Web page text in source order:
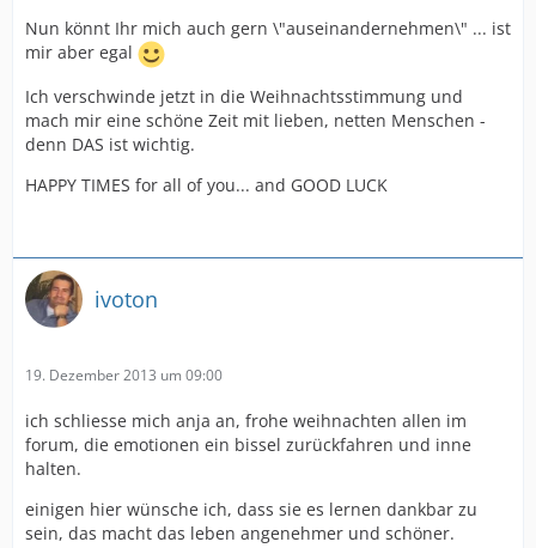
Nun könnt Ihr mich auch gern \"auseinandernehmen\" ... ist
mir aber egal
Ich verschwinde jetzt in die Weihnachtsstimmung und
mach mir eine schöne Zeit mit lieben, netten Menschen -
denn DAS ist wichtig.
HAPPY TIMES for all of you... and GOOD LUCK
ivoton
19. Dezember 2013 um 09:00
ich schliesse mich anja an, frohe weihnachten allen im
forum, die emotionen ein bissel zurückfahren und inne
halten.
einigen hier wünsche ich, dass sie es lernen dankbar zu
sein, das macht das leben angenehmer und schöner.